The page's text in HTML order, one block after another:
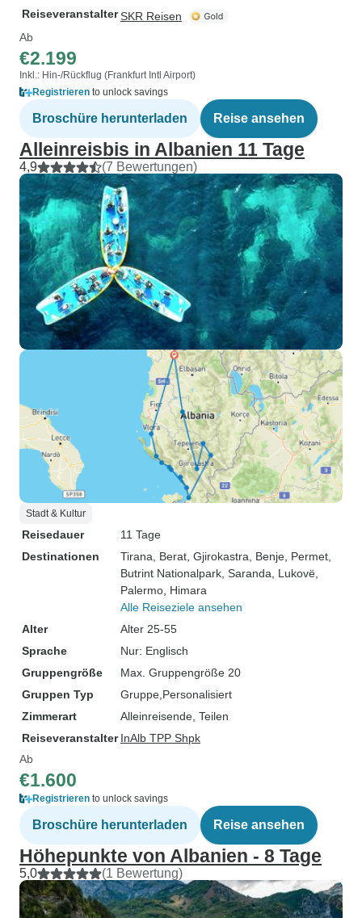
ReiseveranstalterSKR Reisen
Ab
€2.199
Inkl.: Hin-/Rückflug (Frankfurt Intl Airport)
Registrieren to unlock savings
Broschüre herunterladen Reise ansehen
Alleinreisbis in Albanien 11 Tage
4,9 (7 Bewertungen)
Stadt & Kultur
Reisedauer
11 Tage
Destinationen
Tirana , Berat , Gjirokastra , Benje , Permet
Butrint Nationalpark , Saranda , Lukovë
Palermo , Himara
Alle Reiseziele ansehen
Alter
Alter 25-55
Sprache
Nur: Englisch
Gruppengröße
Max. Gruppengröße 20
Gruppen Typ
Gruppe Personalisiert
Zimmerart
Alleinreisende, Teilen
Reiseveranstalter InAlb TPP Shpk
Ab
€1.600
Registrieren to unlock savings
Broschüre herunterladen Reise ansehen
Höhepunkte von Albanien - 8 Tage
5,0 (1 Bewertung)